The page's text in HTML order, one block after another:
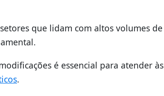
que lidam com altos volumes de
é essencial para atender às
.